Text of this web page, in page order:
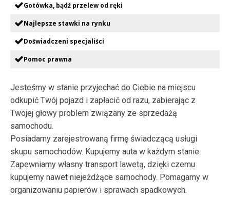
Gotówka, bądź przelew od ręki
Najlepsze stawki na rynku
Doświadczeni specjaliści
Pomoc prawna
Jesteśmy w stanie przyjechać do Ciebie na miejscu
odkupić Twój pojazd i zapłacić od razu, zabierając z
Twojej głowy problem związany ze sprzedażą
samochodu.
Posiadamy zarejestrowaną firmę świadczącą usługi
skupu samochodów. Kupujemy auta w każdym stanie.
Zapewniamy własny transport lawetą, dzięki czemu
kupujemy nawet niejeżdżące samochody. Pomagamy w
organizowaniu papierów i sprawach spadkowych.